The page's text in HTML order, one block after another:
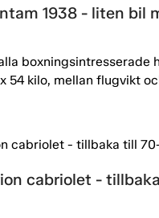
1938 - liten bil
boxningsintresserade
54 kilo, mellan flugvikt
cabriolet -